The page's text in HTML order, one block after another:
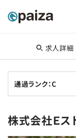
転職・キャリア
転職成功ガイド
インタビュー
新卒就活
求人検索
学習
求人詳細
通過ランク：C
株式会社Ｅス